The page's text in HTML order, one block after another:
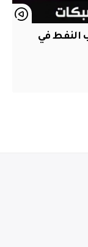
النفط في